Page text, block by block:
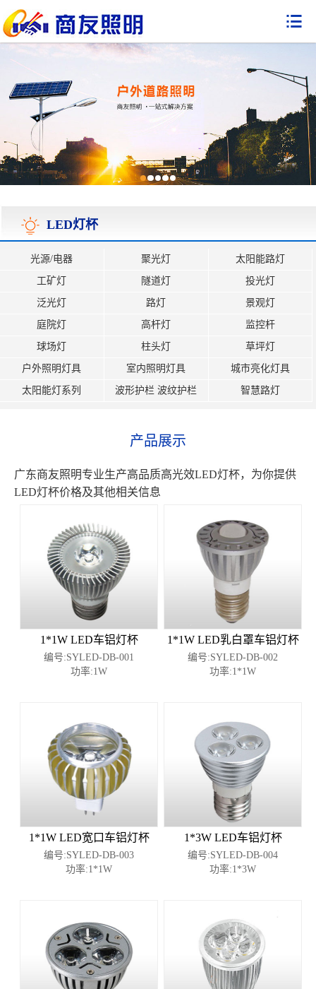

LED灯杯
光源/电器 聚光灯 太阳能路灯
工矿灯 隧道灯 投光灯
泛光灯 路灯 景观灯
庭院灯 高杆灯 监控杆
球场灯 柱头灯 草坪灯
户外照明灯具 室内照明灯具 城市亮化灯具
太阳能灯系列 波形护栏 波纹护栏 智慧路灯
产品展示
广东商友照明专业生产高品质高光效LED灯杯，为你提供
LED灯杯价格及其他相关信息
1*1W LED车铝灯杯
编号:SYLED-DB-001
功率:1W
1*1W LED乳白罩车铝灯杯
编号:SYLED-DB-002
功率:1*1W
1*1W LED宽口车铝灯杯
编号:SYLED-DB-003
功率:1*1W
1*3W LED车铝灯杯
编号:SYLED-DB-004
功率:1*3W